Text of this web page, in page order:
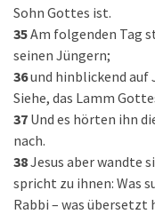
Sohn Gottes ist.
35Am folgenden Tag
seinen Jüngern;
36und hinblickend auf
Siehe, das Lamm
37 Und es hörten ihn
nach.
38Jesus aber wandte
spricht zu ihnen: Was
Rabbi – was übersetzt